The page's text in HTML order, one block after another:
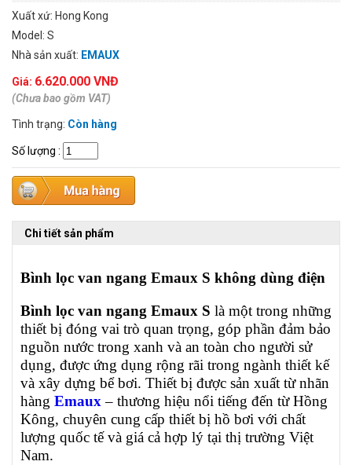
Xuất xứ: Hong Kong
Model: S
Nhà sản xuất: EMAUX
Giá: 6.620.000 VNĐ
(Chưa bao gồm VAT)
Tình trạng: Còn hàng
Số lượng :
Chi tiết sản phẩm
Bình lọc van ngang Emaux S không dùng điện
Bình lọc van ngang Emaux S là một trong những
thiết bị đóng vai trò quan trọng, góp phần đảm bảo
nguồn nước trong xanh và an toàn cho người sử
dụng, được ứng dụng rộng rãi trong ngành thiết kế
và xây dựng bể bơi. Thiết bị được sản xuất từ nhãn
hàng Emaux– thương hiệu nổi tiếng đến từ Hồng
Kông, chuyên cung cấp thiết bị hồ bơi với chất
lượng quốc tế và giá cả hợp lý tại thị trường Việt
Nam.